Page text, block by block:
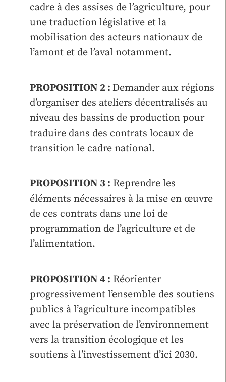
cadre à des assises de l’agriculture, pour
une traduction législative et la
mobilisation des acteurs nationaux de
l’amont et de l’aval notamment.
PROPOSITION 2 : Demander aux régions
d’organiser des ateliers décentralisés au
niveau des bassins de production pour
traduire dans des contrats locaux de
transition le cadre national.
PROPOSITION 3 : Reprendre les
éléments nécessaires à la mise en œuvre
de ces contrats dans une loi de
programmation de l’agriculture et de
l’alimentation.
PROPOSITION 4 : Réorienter
progressivement l’ensemble des soutiens
publics à l’agriculture incompatibles
avec la préservation de l’environnement
vers la transition écologique et les
soutiens à l’investissement d’ici 2030.